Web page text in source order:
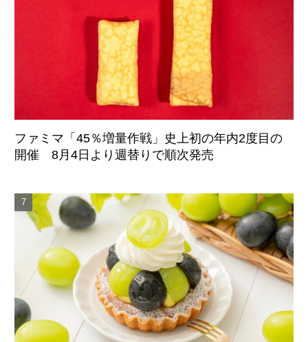
ファミマ「45％増量作戦」史上初の年内2度目の
開催 8月4日より週替りで順次発売